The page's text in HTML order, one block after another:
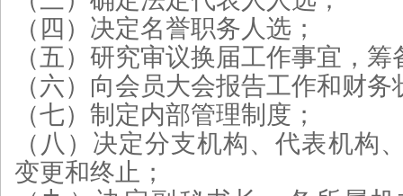
（四）决定名誉职务人选；
（五）研究审议换届工作事宜，
（六）向会员大会报告工作和财务
（七）制定内部管理制度；
（八）决定分支机构、代表机构
变更和终止；